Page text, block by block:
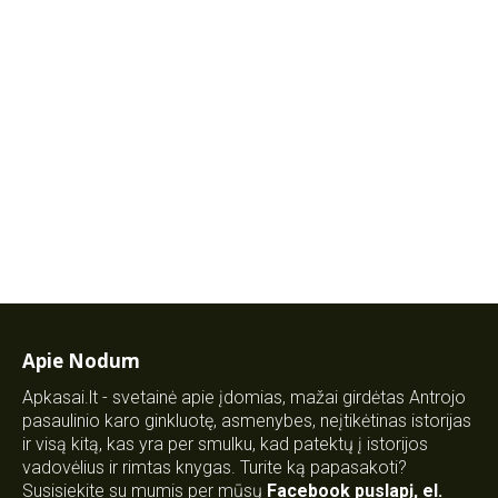
Apie Nodum
Apkasai.lt - svetainė apie įdomias, mažai girdėtas Antrojo
pasaulinio karo ginkluotę, asmenybes, neįtikėtinas istorijas
ir visą kitą, kas yra per smulku, kad patektų į istorijos
vadovėlius ir rimtas knygas. Turite ką papasakoti?
Susisiekite su mumis per mūsų Facebook puslapį, el.